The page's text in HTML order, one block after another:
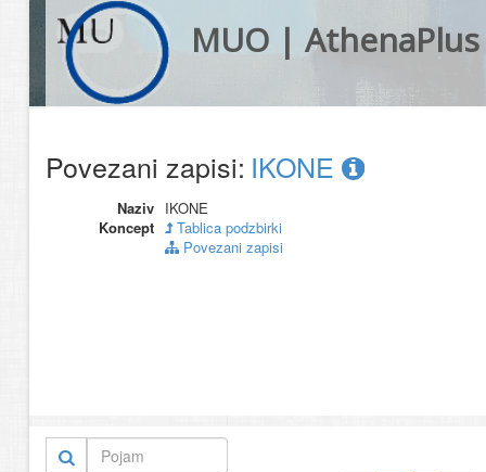
MUO | AthenaPlus
Povezani zapisi: IKONE
Naziv IKONE
Koncept
Tablica podzbirki
Povezani zapisi